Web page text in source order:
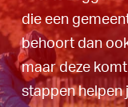
die een
behoort dan
maar deze
stappen helpen